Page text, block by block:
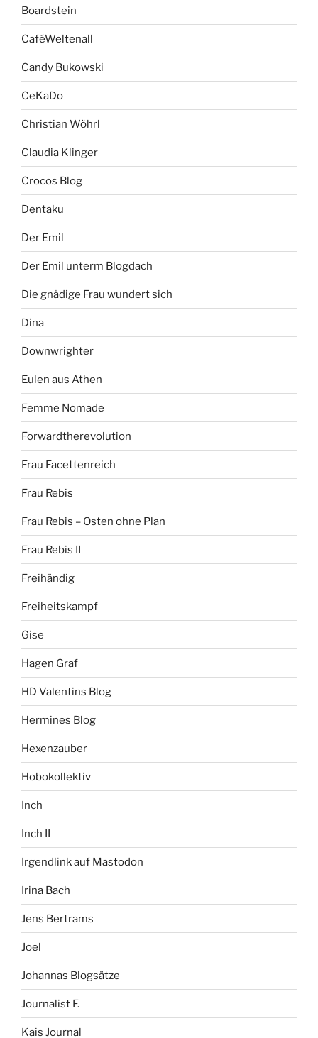
Boardstein
CaféWeltenall
Candy Bukowski
CeKaDo
Christian Wöhrl
Claudia Klinger
Crocos Blog
Dentaku
Der Emil
Der Emil unterm Blogdach
Die gnädige Frau wundert sich
Dina
Downwrighter
Eulen aus Athen
Femme Nomade
Forwardtherevolution
Frau Facettenreich
Frau Rebis
Frau Rebis – Osten ohne Plan
Frau Rebis II
Freihändig
Freiheitskampf
Gise
Hagen Graf
HD Valentins Blog
Hermines Blog
Hexenzauber
Hobokollektiv
Inch
Inch II
Irgendlink auf Mastodon
Irina Bach
Jens Bertrams
Joel
Johannas Blogsätze
Journalist F.
Kais Journal